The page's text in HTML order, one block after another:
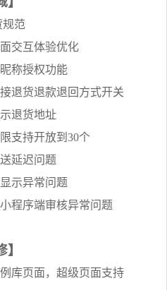
规范
交互体验优化
称授权功能
退货退款退回方式开关
退货地址
支持开放到30个
延迟问题
示异常问题
程序端审核异常问题
库页面，超级页面支持